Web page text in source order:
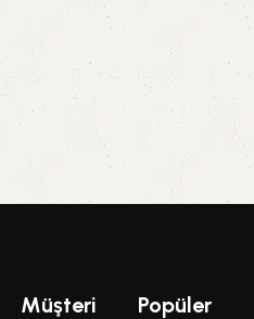
Müşteri
Popüler